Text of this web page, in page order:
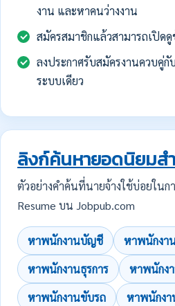
งาน และหาคนว่างงาน
สมัครสมาชิกแล้วสามารถเปิด
ลงประกาศรับสมัครงานควบคู่กั
ระบบเดียว
ลิงก์ค้นหายอดนิยมส
ตัวอย่างคำค้นที่นายจ้างใช้บ่อยใน
Resume บน Jobpub.com
หาพนักงานบัญชี
หาพนักงา
หาพนักงานธุรการ
หาพนักง
หาพนักงานขับรถ
หาพนักง